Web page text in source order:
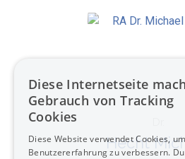
Hecht
Diese Internetseite
Gebrauch von Tracking
Cookies
Diese Website verwendet Cookies,
Benutzererfahrung zu verbessern.